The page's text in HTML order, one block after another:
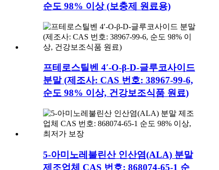
순도 98% 이상 (보충제 원료용)
프테로스틸벤 4′-O-β-D-글루코사이드
분말 (제조사: CAS 번호: 38967-99-6,
순도 98% 이상, 건강보조식품 원료)
5-아미노레불린산 인산염(ALA) 분말
제조업체 CAS 번호: 868074-65-1 순